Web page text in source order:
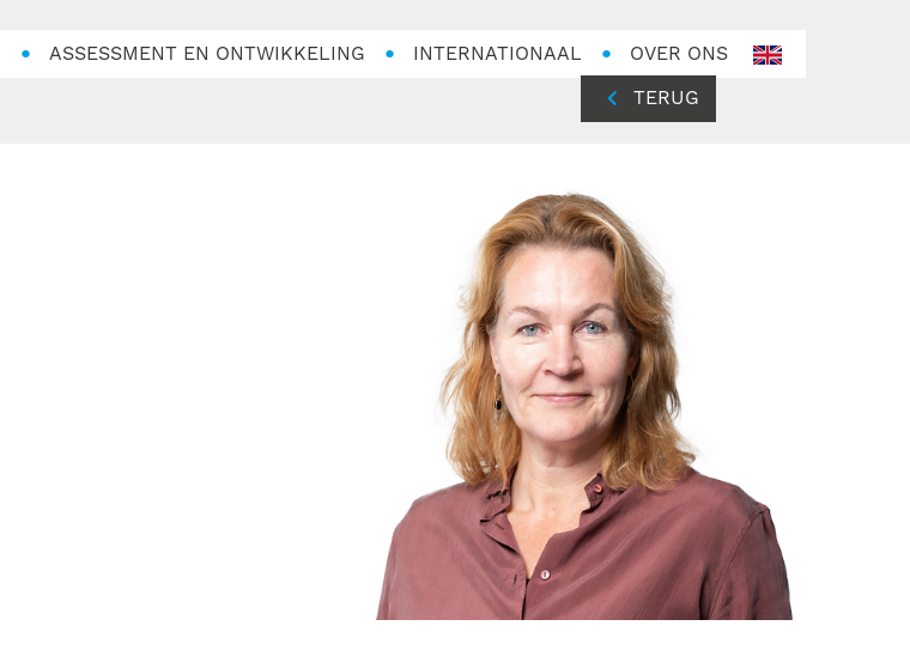
ASSESSMENT EN ONTWIKKELING INTERNATIONAAL OVER ONS
en-
TERUG